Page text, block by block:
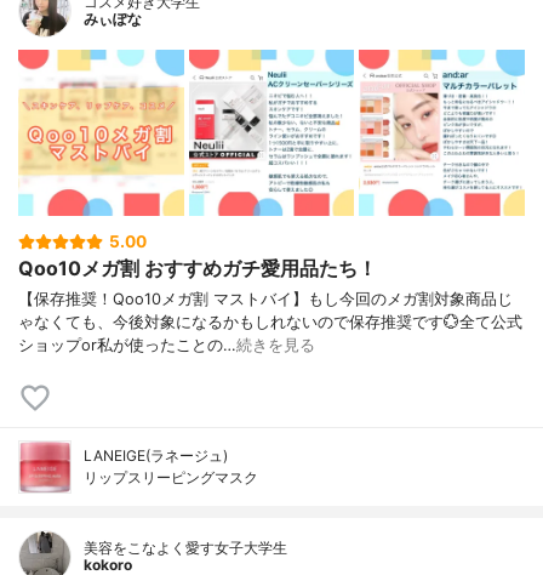
みぃぽな
5.00
Qoo10メガ割 おすすめガチ愛用品たち！
【保存推奨！Qoo10メガ割 マストバイ】もし今回のメガ割対象商品じ
ゃなくても、今後対象になるかもしれないので保存推奨です💮全て公式
ショップor私が使ったことの…続きを見る
LANEIGE(ラネージュ)
リップスリーピングマスク
美容をこなよく愛す女子大学生
kokoro